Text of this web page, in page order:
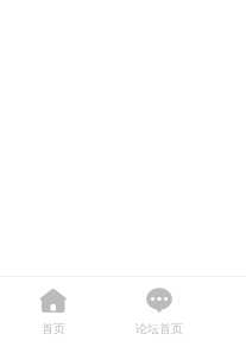
首页 论坛首页